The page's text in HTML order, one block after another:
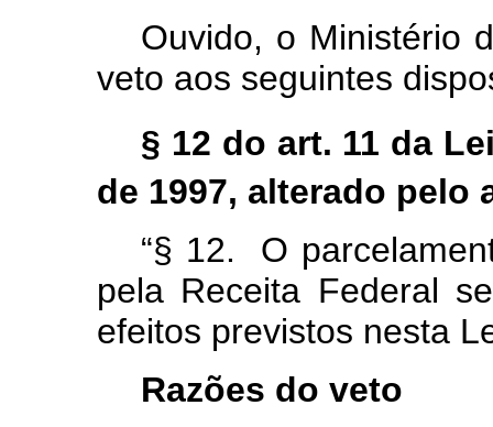
Ouvido, o Ministério
veto aos seguintes
§ 12 do art. 11 da
de 1997, alterado pelo
“§ 12. O
pela Receita Federal
efeitos previstos nesta
Razões do veto